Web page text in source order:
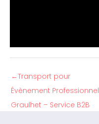
←Transport pour
Évènement Professionnel
Graulhet – Service B2B